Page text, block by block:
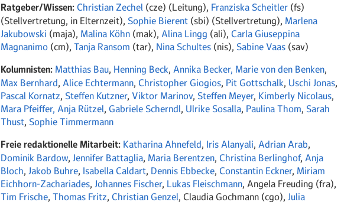
Ratgeber/Wissen: Christian Zechel (cze) (Leitung), Franziska Scheitler (fs)
(Stellvertretung, in Elternzeit), Sophie Bierent (sbi) (Stellvertretung), Marlena
Jakubowski (maja), Malina Köhn (mak), Alina Lingg (ali), Carla Giuseppina
Magnanimo (cm), Tanja Ransom (tar), Nina Schultes (nis), Sabine Vaas (sav)
Kolumnisten: Matthias Bau, Henning Beck, Annika Becker, Marie von den Benken,
Max Bernhard, Alice Echtermann, Christopher Giogios, Pit Gottschalk, Uschi Jonas,
Pascal Kornatz, Steffen Kutzner, Viktor Marinov, Steffen Meyer, Kimberly Nicolaus,
Mara Pfeiffer, Anja Rützel, Gabriele Scherndl, Ulrike Sosalla, Paulina Thom, Sarah
Thust, Sophie Timmermann
Freie redaktionelle Mitarbeit: Katharina Ahnefeld, Iris Alanyali, Adrian Arab,
Dominik Bardow, Jennifer Battaglia, Maria Berentzen, Christina Berlinghof, Anja
Bloch, Jakob Buhre, Isabella Caldart, Dennis Ebbecke, Constantin Eckner, Miriam
Eichhorn-Zachariades, Johannes Fischer, Lukas Fleischmann, Angela Freuding (fra),
Tim Frische, Thomas Fritz, Christian Genzel, Claudia Gochmann (cgo), Julia